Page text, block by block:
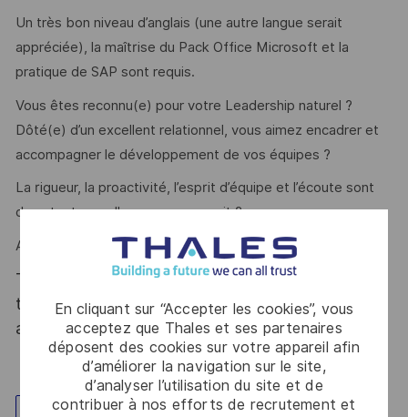
En cliquant sur “Accepter les cookies”, vous
acceptez que Thales et ses partenaires
déposent des cookies sur votre appareil afin
d’améliorer la navigation sur le site,
d’analyser l’utilisation du site et de
contribuer à nos efforts de recrutement et
Un très bon niveau d’anglais (une autre langue serait
appréciée), la maîtrise du Pack Office Microsoft et la
pratique de SAP sont requis.
Vous êtes reconnu(e) pour votre Leadership naturel ?
Dôté(e) d’un excellent relationnel, vous aimez encadrer et
accompagner le développement de vos équipes ?
La rigueur, la proactivité, l’esprit d’équipe et l’écoute sont
des atouts que l'on vous reconnait ?
Alors ce poste est fait pour vous !
Thales, entreprise Handi-Engagée, reconnait
tous les talents. La diversité est notre meilleur
atout. Postulez et rejoignez nous !